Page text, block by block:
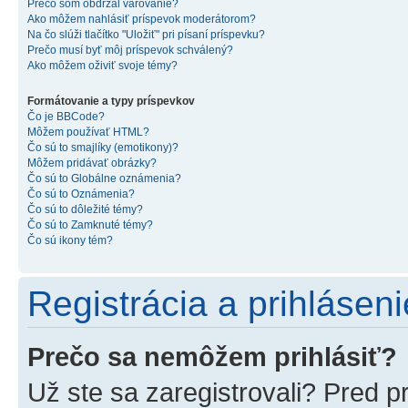
Prečo som obdržal varovanie?
Ako môžem nahlásiť príspevok moderátorom?
Na čo slúži tlačítko "Uložiť" pri písaní príspevku?
Prečo musí byť môj príspevok schválený?
Ako môžem oživiť svoje témy?
Formátovanie a typy príspevkov
Čo je BBCode?
Môžem používať HTML?
Čo sú to smajlíky (emotikony)?
Môžem pridávať obrázky?
Čo sú to Globálne oznámenia?
Čo sú to Oznámenia?
Čo sú to dôležité témy?
Čo sú to Zamknuté témy?
Čo sú ikony tém?
Registrácia a
Prečo sa nemôžem prihlásiť?
Už ste sa zaregistrovali? Pred